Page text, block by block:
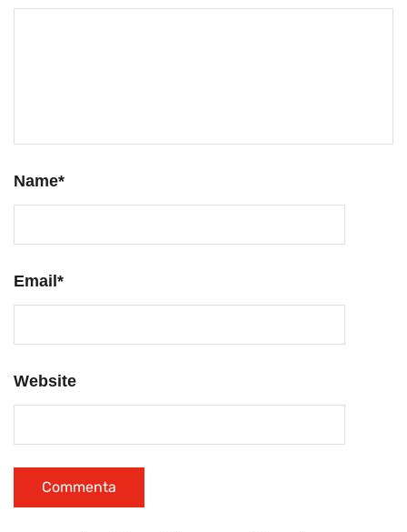
Name*
Email *
Website